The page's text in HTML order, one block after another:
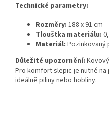
Technické parametry:
Rozměry: 188 x 91 cm
Tloušťka materiálu:
Materiál: Pozinkovaný
Důležité upozornění:
Pro komfort slepic je nutné
ideálně piliny nebo hobliny.